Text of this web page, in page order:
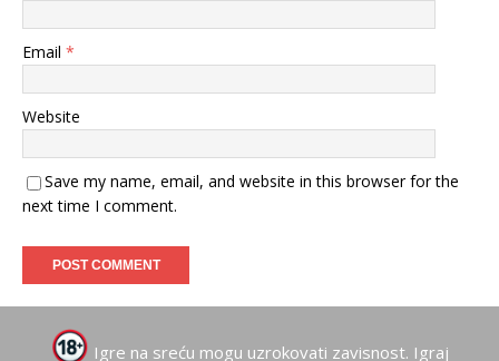
Email *
Website
Save my name, email, and website in this browser for the
next time I comment.
Igre na sreću mogu uzrokovati zavisnost. Igraj